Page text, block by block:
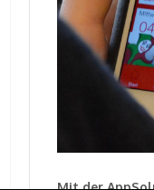
Mit der